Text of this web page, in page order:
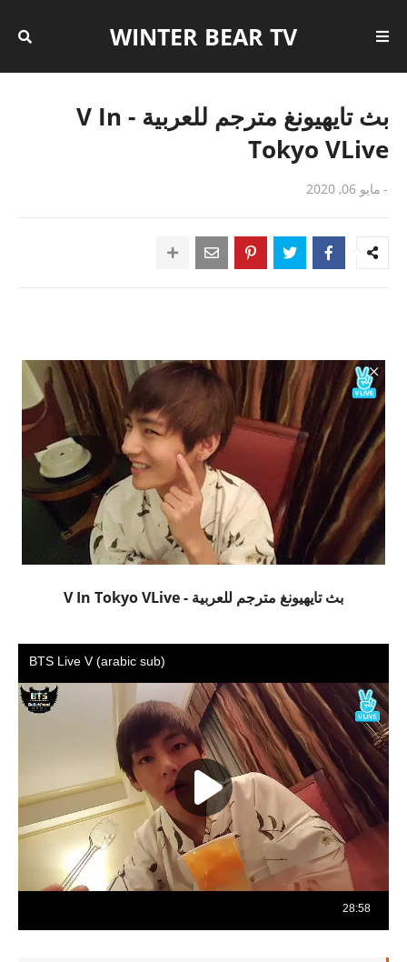
WINTER BEAR TV
بث تايهيونغ مترجم للعربية - V In
Tokyo VLive
- مايو 06, 2020
بث تايهيونغ مترجم للعربية - V In Tokyo VLive